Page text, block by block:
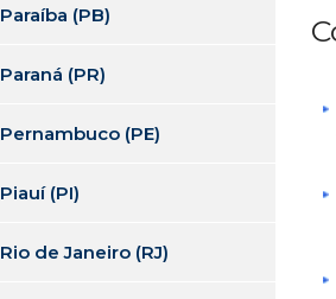
Paraíba (PB)
Paraná (PR)
Pernambuco (PE)
Piauí (PI)
Rio de Janeiro (RJ)